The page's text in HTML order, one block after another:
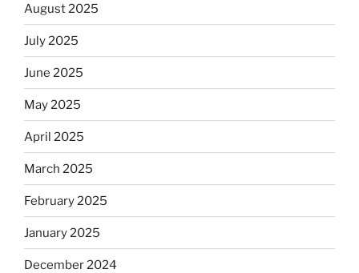
August 2025
July 2025
June 2025
May 2025
April 2025
March 2025
February 2025
January 2025
December 2024